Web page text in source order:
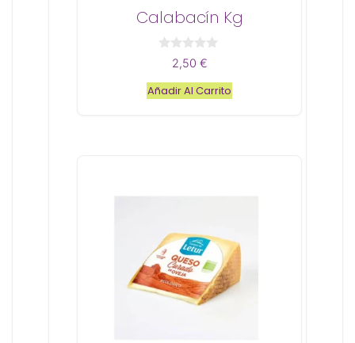
Calabacín Kg
e
5
2,50 €
Añadir Al Carrito